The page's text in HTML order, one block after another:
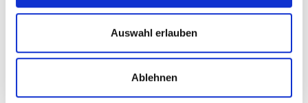
Auswahl erlauben
Ablehnen
Silvia Koch
Bewertet4.50/5 basierend auf2Kundenbewertungen